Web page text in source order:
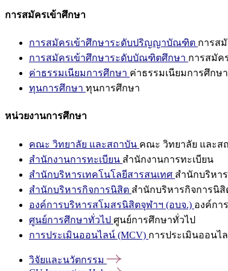
การสมัครเข้าศึกษา
การสมัครเข้าศึกษาระดับปริญญาบัณฑิต การส
การสมัครเข้าศึกษาระดับบัณฑิตศึกษา การสมัค
ค่าธรรมเนียมการศึกษา ค่าธรรมเนียมการศึกษา
ทุนการศึกษา ทุนการศึกษา
หน่วยงานการศึกษา
คณะ วิทยาลัย และสถาบัน คณะ วิทยาลัย และส
สำนักงานการทะเบียน สำนักงานการทะเบียน
สำนักบริหารเทคโนโลยีสารสนเทศ สำนักบริหา
สำนักบริหารกิจการนิสิต สำนักบริหารกิจการนิสิ
องค์การบริหารสโมสรนิสิตจุฬาฯ (อบจ.) องค์กา
ศูนย์การศึกษาทั่วไป ศูนย์การศึกษาทั่วไป
การประเมินออนไลน์ (MCV) การประเมินออนไ
วิจัยและนวัตกรรม